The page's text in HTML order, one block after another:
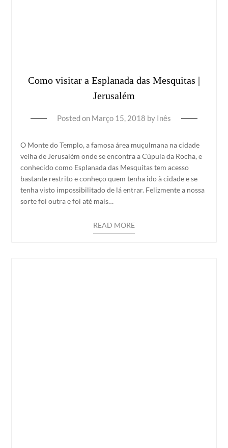
Como visitar a Esplanada das Mesquitas |
Jerusalém
Posted on Março 15, 2018 by Inês
O Monte do Templo, a famosa área muçulmana na cidade
velha de Jerusalém onde se encontra a Cúpula da Rocha, e
conhecido como Esplanada das Mesquitas tem acesso
bastante restrito e conheço quem tenha ido à cidade e se
tenha visto impossibilitado de lá entrar. Felizmente a nossa
sorte foi outra e foi até mais…
READ MORE